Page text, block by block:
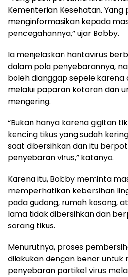
Kementerian Kesehatan.
menginformasikan kepada
pencegahannya,” ujar Bobby.
Ia menjelaskan hantavirus
dalam pola penyebarannya,
boleh dianggap sepele
melalui paparan kotoran dan
mengering.
“Bukan hanya karena gigitan
kencing tikus yang sudah
saat dibersihkan dan itu
penyebaran virus,” katanya.
Karena itu, Bobby meminta
memperhatikan kebersihan
pada gudang, rumah kosong,
lama tidak dibersihkan dan
sarang tikus.
Menurutnya, proses
dilakukan dengan benar untuk
penyebaran partikel virus